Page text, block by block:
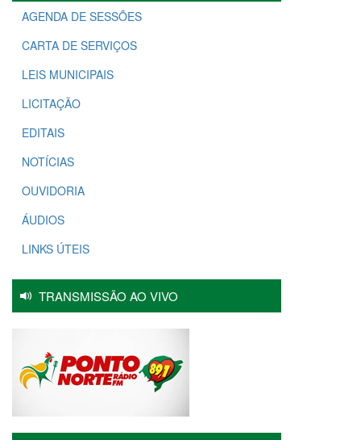
AGENDA DE SESSÕES
CARTA DE SERVIÇOS
LEIS MUNICIPAIS
LICITAÇÃO
EDITAIS
NOTÍCIAS
OUVIDORIA
ÁUDIOS
LINKS ÚTEIS
TRANSMISSÃO AO VIVO